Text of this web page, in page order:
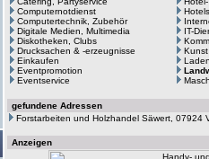
Computernotdienst
Computertechnik, Zubehör
Digitale Medien, Multimedia
Diskotheken, Clubs
Drucksachen & -erzeugnisse
Einkaufen
Eventpromotion
Eventservice
IT-
Kunst
gefundene Adressen
Forstarbeiten und Holzhandel Säwert, 07924
Anzeigen